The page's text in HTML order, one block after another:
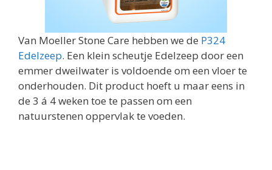
Van Moeller Stone Care hebben we de P324
Edelzeep. Een klein scheutje Edelzeep door een
emmer dweilwater is voldoende om een vloer te
onderhouden. Dit product hoeft u maar eens in
de 3 á 4 weken toe te passen om een
natuurstenen oppervlak te voeden.